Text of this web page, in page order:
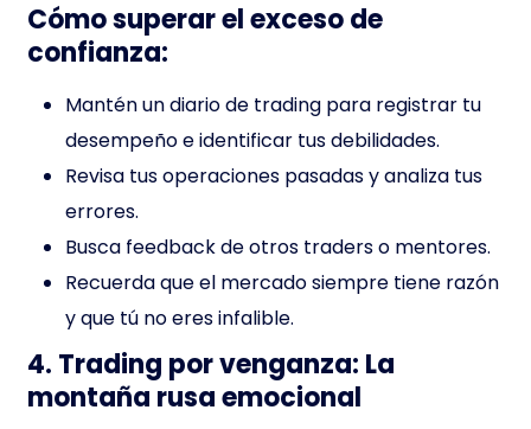
Cómo superar el exceso de
confianza:
Mantén un diario de trading para registrar tu
desempeño e identificar tus debilidades.
Revisa tus operaciones pasadas y analiza tus
errores.
Busca feedback de otros traders o mentores.
Recuerda que el mercado siempre tiene razón
y que tú no eres infalible.
4. Trading por venganza: La
montaña rusa emocional